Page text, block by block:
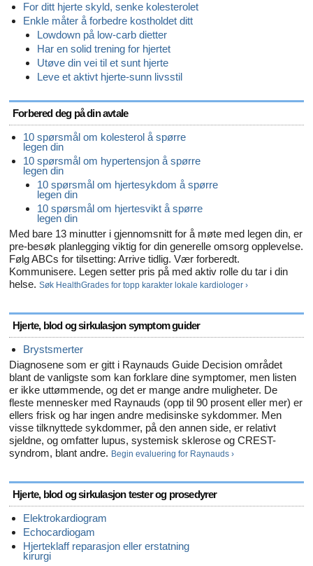
For ditt hjerte skyld, senke kolesterolet
Enkle måter å forbedre kostholdet ditt
Lowdown på low-carb dietter
Har en solid trening for hjertet
Utøve din vei til et sunt hjerte
Leve et aktivt hjerte-sunn livsstil
Forbered deg på din avtale
10 spørsmål om kolesterol å spørre
legen din
10 spørsmål om hypertensjon å spørre
legen din
10 spørsmål om hjertesykdom å spørre
legen din
10 spørsmål om hjertesvikt å spørre
legen din
Med bare 13 minutter i gjennomsnitt for å møte med legen din, er
pre-besøk planlegging viktig for din generelle omsorg opplevelse.
Følg ABCs for tilsetting: Arrive tidlig. Vær forberedt.
Kommunisere. Legen setter pris på med aktiv rolle du tar i din
helse. Søk HealthGrades for topp karakter lokale kardiologer ›
Hjerte, blod og sirkulasjon symptom guider
Brystsmerter
Diagnosene som er gitt i Raynauds Guide Decision området
blant de vanligste som kan forklare dine symptomer, men listen
er ikke uttømmende, og det er mange andre muligheter. De
fleste mennesker med Raynauds (opp til 90 prosent eller mer) er
ellers frisk og har ingen andre medisinske sykdommer. Men
visse tilknyttede sykdommer, på den annen side, er relativt
sjeldne, og omfatter lupus, systemisk sklerose og CREST-
syndrom, blant andre. Begin evaluering for Raynauds ›
Hjerte, blod og sirkulasjon tester og prosedyrer
Elektrokardiogram
Echocardiogam
Hjerteklaff reparasjon eller erstatning
kirurgi